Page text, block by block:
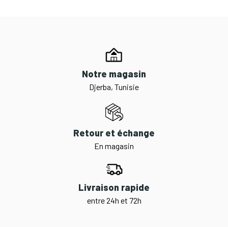
Notre magasin
Djerba, Tunisie
Retour et échange
En magasin
Livraison rapide
entre 24h et 72h